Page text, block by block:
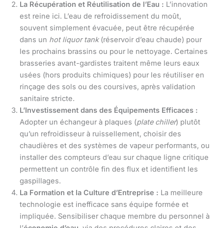
La Récupération et Réutilisation de l’Eau : L’innovation
est reine ici. L’eau de refroidissement du moût,
souvent simplement évacuée, peut être récupérée
dans un hot liquor tank(réservoir d’eau chaude) pour
les prochains brassins ou pour le nettoyage. Certaines
brasseries avant-gardistes traitent même leurs eaux
usées (hors produits chimiques) pour les réutiliser en
rinçage des sols ou des coursives, après validation
sanitaire stricte.
L’Investissement dans des Équipements Efficaces :
Adopter un échangeur à plaques (plate chiller) plutôt
qu’un refroidisseur à ruissellement, choisir des
chaudières et des systèmes de vapeur performants, ou
installer des compteurs d’eau sur chaque ligne critique
permettent un contrôle fin des flux et identifient les
gaspillages.
La Formation et la Culture d’Entreprise : La meilleure
technologie est inefficace sans équipe formée et
impliquée. Sensibiliser chaque membre du personnel à